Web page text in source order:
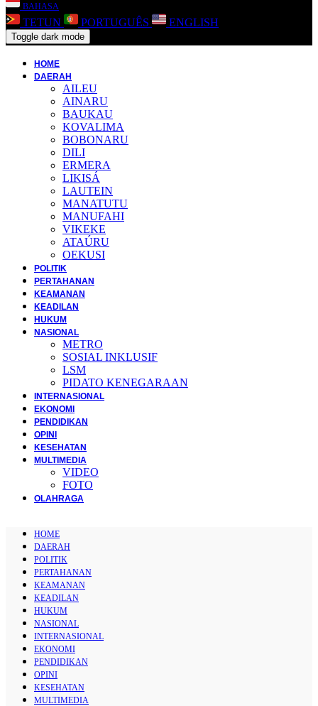
BAHASA
TETUN PORTUGUÊS ENGLISH
Toggle dark mode
HOME
DAERAH
AILEU
AINARU
BAUKAU
KOVALIMA
BOBONARU
DILI
ERMERA
LIKISÁ
LAUTEIN
MANATUTU
MANUFAHI
VIKEKE
ATAÚRU
OEKUSI
POLITIK
PERTAHANAN
KEAMANAN
KEADILAN
HUKUM
NASIONAL
METRO
SOSIAL INKLUSIF
LSM
PIDATO KENEGARAAN
INTERNASIONAL
EKONOMI
PENDIDIKAN
OPINI
KESEHATAN
MULTIMEDIA
VIDEO
FOTO
OLAHRAGA
HOME
DAERAH
POLITIK
PERTAHANAN
KEAMANAN
KEADILAN
HUKUM
NASIONAL
INTERNASIONAL
EKONOMI
PENDIDIKAN
OPINI
KESEHATAN
MULTIMEDIA